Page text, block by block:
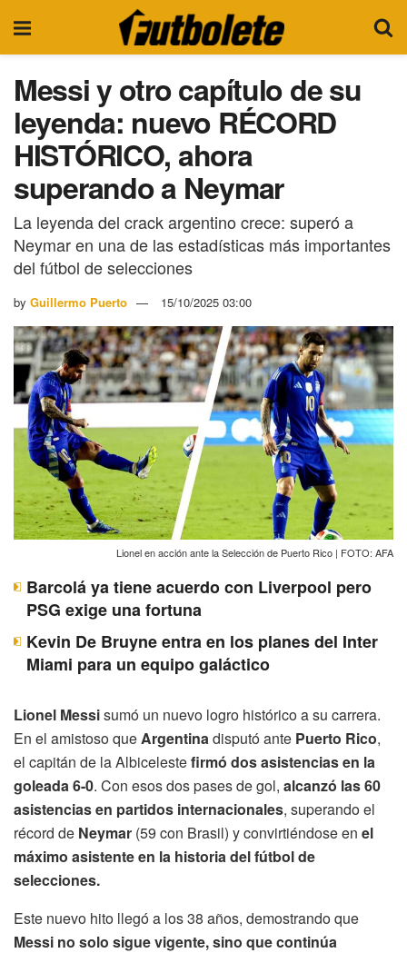
Messi y otro capítulo de su
leyenda: nuevo RÉCORD
HISTÓRICO, ahora
superando a Neymar
La leyenda del crack argentino crece: superó a
Neymar en una de las estadísticas más importantes
del fútbol de selecciones
by Guillermo Puerto 15/10/2025 03:00
Lionel en acción ante la Selección de Puerto Rico | FOTO: AFA
Barcolá ya tiene acuerdo con Liverpool pero
PSG exige una fortuna
Kevin De Bruyne entra en los planes del Inter
Miami para un equipo galáctico
Lionel Messisumó un nuevo logro histórico a su carrera.
En el amistoso queArgentinadisputó ante Puerto Rico,
el capitán de la Albicelestefirmó dos asistencias en la
goleada 6-0. Con esos dos pases de gol, alcanzó las 60
asistencias en partidos internacionales, superando el
récord de Neymar (59 con Brasil) y convirtiéndose en el
máximo asistente en la historia del fútbol de
selecciones.
Este nuevo hito llegó a los 38 años, demostrando que
Messi no solo sigue vigente, sino que continúa